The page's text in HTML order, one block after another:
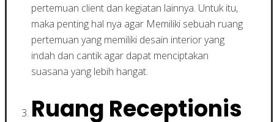
pertemuan client dan kegiatan lainnya. Untuk itu,
maka penting hal nya agar Memiliki sebuah ruang
pertemuan yang memiliki desain interior yang
indah dan cantik agar dapat menciptakan
suasana yang lebih hangat.
Ruang Receptionis